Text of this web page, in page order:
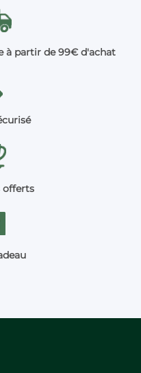
à partir de 99€ d'achat
offerts